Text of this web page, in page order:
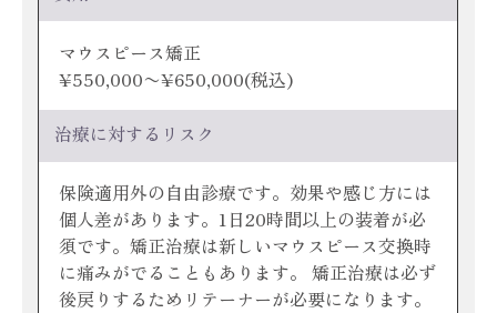
マウスピース矯正
¥550,000〜¥650,000(税込)
治療に対するリスク
保険適用外の自由診療です。効果や感じ方には
個人差があります。1日20時間以上の装着が必
須です。矯正治療は新しいマウスピース交換時
に痛みがでることもあります。 矯正治療は必ず
後戻りするためリテーナーが必要になります。